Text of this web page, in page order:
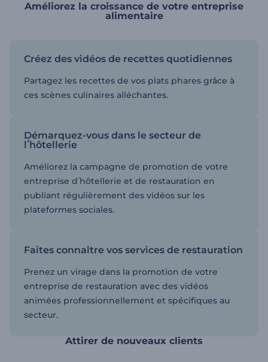
Améliorez la croissance de votre entreprise
alimentaire
Créez des vidéos de recettes quotidiennes
Partagez les recettes de vos plats phares grâce à
ces scènes culinaires alléchantes.
Démarquez-vous dans le secteur de
l՛hôtellerie
Améliorez la campagne de promotion de votre
entreprise d՛hôtellerie et de restauration en
publiant régulièrement des vidéos sur les
plateformes sociales.
Faites connaître vos services de restauration
Prenez un virage dans la promotion de votre
entreprise de restauration avec des vidéos
animées professionnellement et spécifiques au
secteur.
Attirer de nouveaux clients